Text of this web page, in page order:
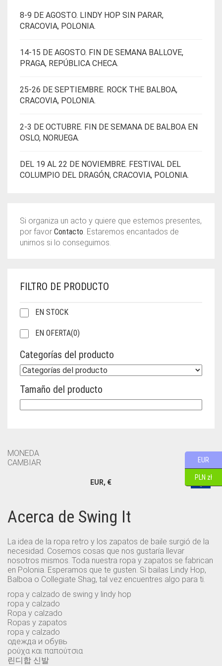
8-9 DE AGOSTO. LINDY HOP SIN PARAR,
CRACOVIA, POLONIA.
14-15 DE AGOSTO. FIN DE SEMANA BALLOVE,
PRAGA, REPÚBLICA CHECA.
25-26 DE SEPTIEMBRE. ROCK THE BALBOA,
CRACOVIA, POLONIA.
2-3 DE OCTUBRE. FIN DE SEMANA DE BALBOA EN
OSLO, NORUEGA.
DEL 19 AL 22 DE NOVIEMBRE. FESTIVAL DEL
COLUMPIO DEL DRAGÓN, CRACOVIA, POLONIA.
Si organiza un acto y quiere que estemos presentes,
por favor Contacto. Estaremos encantados de
unirnos si lo conseguimos.
FILTRO DE PRODUCTO
EN STOCK
EN OFERTA(0)
Categorías del producto
Tamaño del producto
MONEDA
CAMBIAR
EUR, €
Acerca de Swing It
La idea de la ropa retro y los zapatos de baile surgió de la
necesidad. Cosemos cosas que nos gustaría llevar
nosotros mismos. Toda nuestra ropa y zapatos se fabrican
en Polonia. Esperamos que te gusten. Si bailas Lindy Hop,
Balboa o Collegiate Shag, tal vez encuentres algo para ti.
ropa y calzado de swing y lindy hop
ropa y calzado
Ropa y calzado
Ropas y zapatos
ropa y calzado
одежда и обувь
ρούχα και παπούτσια
린디합 신발
EUR
PLN zł